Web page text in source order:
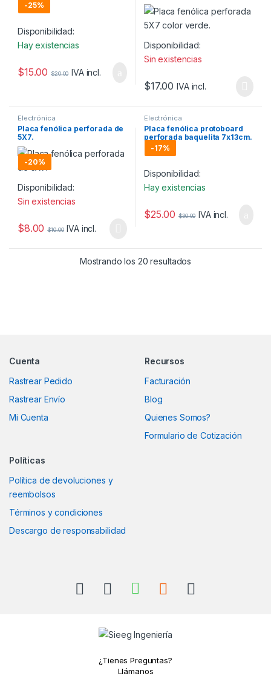
-25%
Disponibilidad:
Hay existencias
$15.00 $20.00 IVA incl.
Disponibilidad:
Sin existencias
$17.00 IVA incl.
Electrónica
Placa fenólica perforada de
5X7.
-20%
Disponibilidad:
Sin existencias
$8.00 $10.00 IVA incl.
Electrónica
Placa fenólica protoboard
perforada baquelita 7x13cm.
-17%
Disponibilidad:
Hay existencias
$25.00 $30.00 IVA incl.
Mostrando los 20 resultados
Cuenta
Rastrear Pedido
Rastrear Envío
Mi Cuenta
Recursos
Facturación
Blog
Quienes Somos?
Formulario de Cotización
Políticas
Política de devoluciones y
reembolsos
Términos y condiciones
Descargo de responsabilidad
¿Tienes Preguntas?
Llámanos